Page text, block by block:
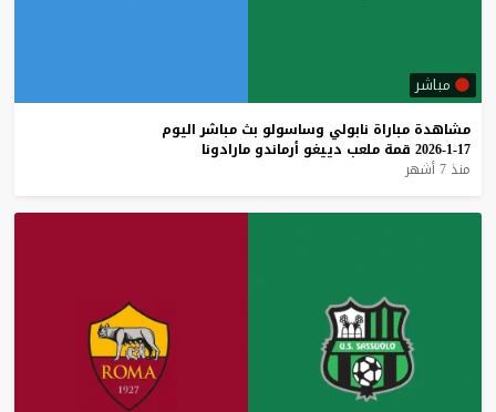
مباشر
مشاهدة مباراة نابولي وساسولو بث مباشر اليوم
17-1-2026
قمة ملعب دييغو أرماندو مارادونا
منذ 7 أشهر